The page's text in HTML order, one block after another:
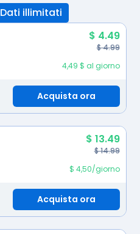
Dati illimitati
$ 4.49
$ 4.99
4,49 $ al giorno
Acquista ora
$ 13.49
$ 14.99
$ 4,50/giorno
Acquista ora